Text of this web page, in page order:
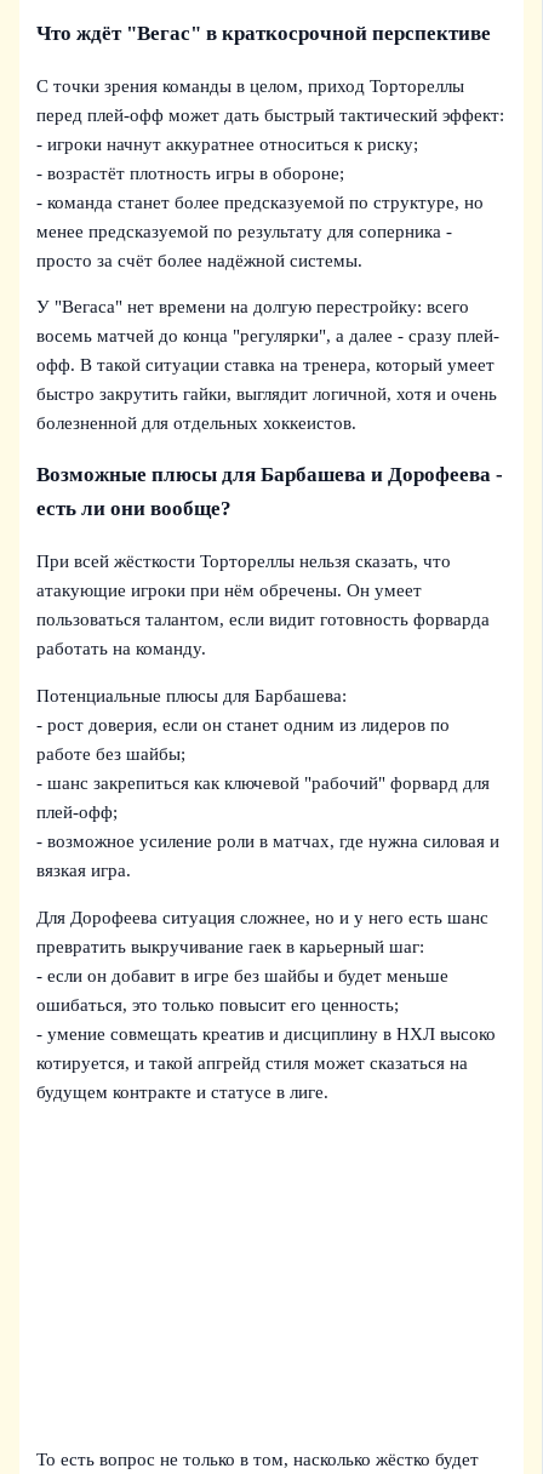
Что ждёт "Вегас" в краткосрочной перспективе
С точки зрения команды в целом, приход Тортореллы
перед плей-офф может дать быстрый тактический эффект:
- игроки начнут аккуратнее относиться к риску;
- возрастёт плотность игры в обороне;
- команда станет более предсказуемой по структуре, но
менее предсказуемой по результату для соперника -
просто за счёт более надёжной системы.
У "Вегаса" нет времени на долгую перестройку: всего
восемь матчей до конца "регулярки", а далее - сразу плей-
офф. В такой ситуации ставка на тренера, который умеет
быстро закрутить гайки, выглядит логичной, хотя и очень
болезненной для отдельных хоккеистов.
Возможные плюсы для Барбашева и Дорофеева -
есть ли они вообще?
При всей жёсткости Тортореллы нельзя сказать, что
атакующие игроки при нём обречены. Он умеет
пользоваться талантом, если видит готовность форварда
работать на команду.
Потенциальные плюсы для Барбашева:
- рост доверия, если он станет одним из лидеров по
работе без шайбы;
- шанс закрепиться как ключевой "рабочий" форвард для
плей-офф;
- возможное усиление роли в матчах, где нужна силовая и
вязкая игра.
Для Дорофеева ситуация сложнее, но и у него есть шанс
превратить выкручивание гаек в карьерный шаг:
- если он добавит в игре без шайбы и будет меньше
ошибаться, это только повысит его ценность;
- умение совмещать креатив и дисциплину в НХЛ высоко
котируется, и такой апгрейд стиля может сказаться на
будущем контракте и статусе в лиге.
То есть вопрос не только в том, насколько жёстко будет